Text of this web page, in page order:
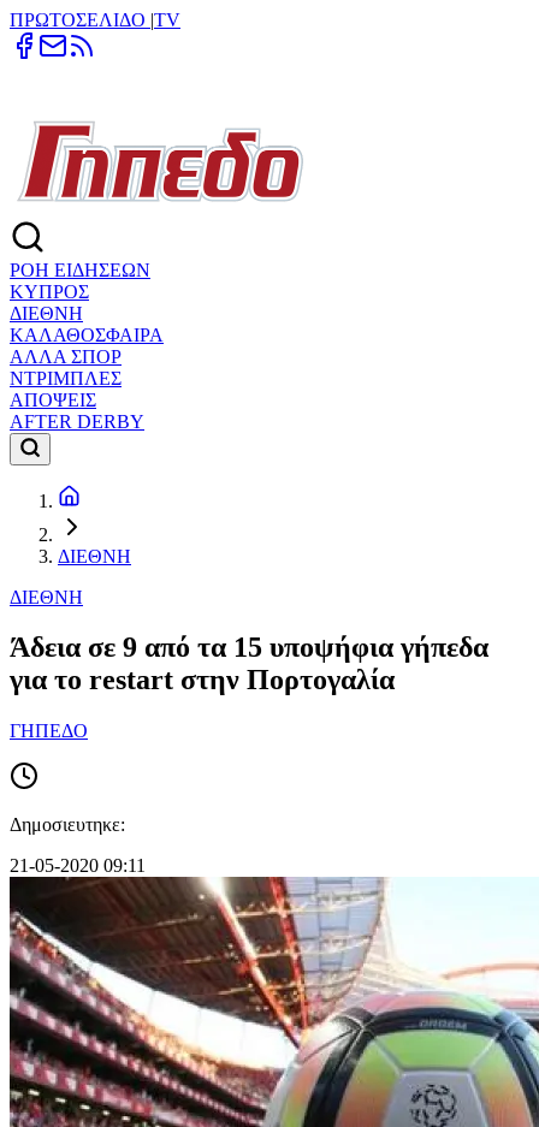
ΠΡΩΤΟΣΕΛΙΔΟ |TV
ΡΟΗ ΕΙΔΗΣΕΩΝ
ΚΥΠΡΟΣ
ΔΙΕΘΝΗ
ΚΑΛΑΘΟΣΦΑΙΡΑ
ΑΛΛΑ ΣΠΟΡ
ΝΤΡΙΜΠΛΕΣ
ΑΠΟΨΕΙΣ
AFTER DERBY
ΔΙΕΘΝΗ
ΔΙΕΘΝΗ
Άδεια σε 9 από τα 15 υποψήφια γήπεδα
για το restart στην Πορτογαλία
ΓΗΠΕΔΟ
Δημοσιευτηκε:
21-05-2020 09:11